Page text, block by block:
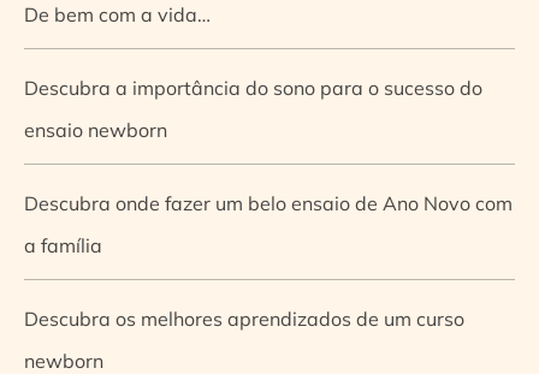
De bem com a vida…
Descubra a importância do sono para o sucesso do
ensaio newborn
Descubra onde fazer um belo ensaio de Ano Novo com
a família
Descubra os melhores aprendizados de um curso
newborn